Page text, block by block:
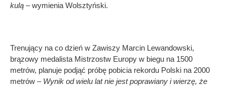
kulą –wymienia Wolsztyński.
Trenujący na co dzień w Zawiszy Marcin Lewandowski,
brązowy medalista Mistrzostw Europy w biegu na 1500
metrów, planuje podjąć próbę pobicia rekordu Polski na 2000
metrów – Wynik od wielu lat nie jest poprawiany i wierzę, że